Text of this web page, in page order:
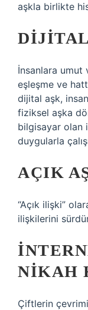
aşkla birlikte
İnsanlara umut
eşleşme ve
dijital aşk,
fiziksel aşka
bilgisayar olan
duygularla
AÇIK
“Açık ilişki”
ilişkilerini
NIKAH
Çiftlerin